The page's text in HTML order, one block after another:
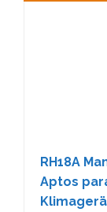
RH18A
Aptos